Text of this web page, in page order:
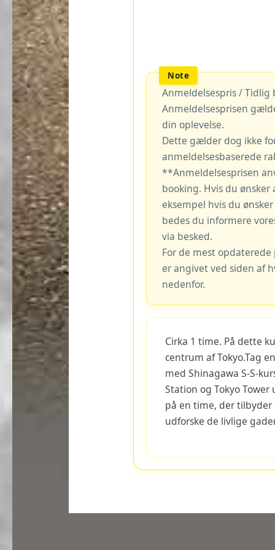
Anmeldelsespris / Tidlig
Anmeldelsesprisen
din oplevelse.
Dette gælder dog ikke
anmeldelsesbaserede
**Anmeldelsesprisen
booking. Hvis du
eksempel hvis du
bedes du informere
via besked.
For de mest
er angivet ved siden af
nedenfor.
Cirka 1 time. På dette
centrum af Tokyo.Tag
med Shinagawa S-S-
Station og Tokyo
på en time, der
udforske de livlige